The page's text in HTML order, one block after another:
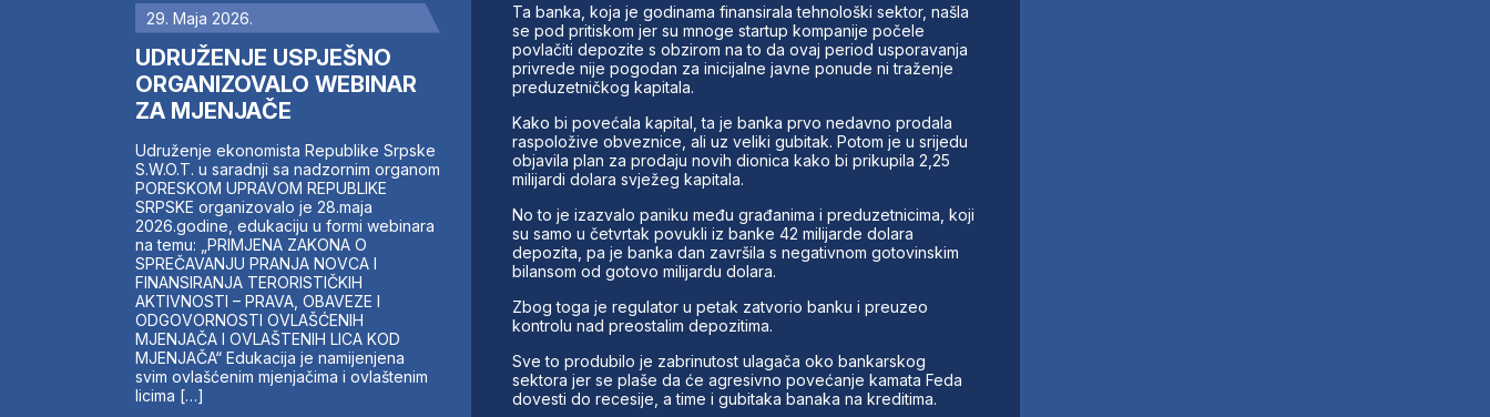
29. Maja 2026.
UDRUŽENJE USPJEŠNO
ORGANIZOVALO WEBINAR
ZA MJENJAČE
Udruženje ekonomista Republike Srpske
S.W.O.T. u saradnji sa nadzornim organom
PORESKOM UPRAVOM REPUBLIKE
SRPSKE organizovalo je 28.maja
2026.godine, edukaciju u formi webinara
na temu: „PRIMJENA ZAKONA O
SPREČAVANJU PRANJA NOVCA I
FINANSIRANJA TERORISTIČKIH
AKTIVNOSTI – PRAVA, OBAVEZE I
ODGOVORNOSTI OVLAŠĆENIH
MJENJAČA I OVLAŠTENIH LICA KOD
MJENJAČA“ Edukacija je namijenjena
svim ovlašćenim mjenjačima i ovlaštenim
licima […]
Ta banka, koja je godinama finansirala tehnološki sektor, našla
se pod pritiskom jer su mnoge startup kompanije počele
povlačiti depozite s obzirom na to da ovaj period usporavanja
privrede nije pogodan za inicijalne javne ponude ni traženje
preduzetničkog kapitala.
Kako bi povećala kapital, ta je banka prvo nedavno prodala
raspoložive obveznice, ali uz veliki gubitak. Potom je u srijedu
objavila plan za prodaju novih dionica kako bi prikupila 2,25
milijardi dolara svježeg kapitala.
No to je izazvalo paniku među građanima i preduzetnicima, koji
su samo u četvrtak povukli iz banke 42 milijarde dolara
depozita, pa je banka dan završila s negativnom gotovinskim
bilansom od gotovo milijardu dolara.
Zbog toga je regulator u petak zatvorio banku i preuzeo
kontrolu nad preostalim depozitima.
Sve to produbilo je zabrinutost ulagača oko bankarskog
sektora jer se plaše da će agresivno povećanje kamata Feda
dovesti do recesije, a time i gubitaka banaka na kreditima.